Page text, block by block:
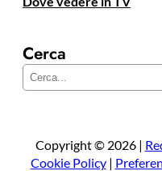
Cerca
Copyright © 2026 |
Cookie Policy|